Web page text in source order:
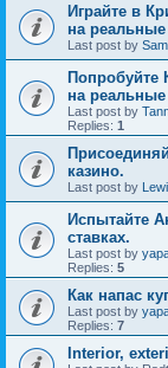
Играйте в
на реальные
Last post by
Попробуйте
на реальные
Last post by
Replies: 1
казино.
Last post by
Испытайте
ставках.
Last post by
Replies: 5
Как напас
Last post by
Replies: 7
Interior,